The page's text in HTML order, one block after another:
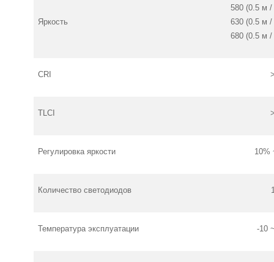
Яркость
580 (0.5 м
630 (0.5 м
680 (0.5 м
CRI
TLCI
Регулировка яркости 10%
Количество светодиодов
Температура эксплуатации -10